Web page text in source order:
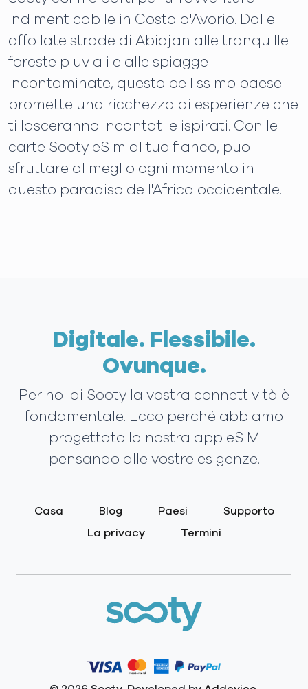
indimenticabile in Costa d'Avorio. Dalle
affollate strade di Abidjan alle tranquille
foreste pluviali e alle spiagge
incontaminate, questo bellissimo paese
promette una ricchezza di esperienze che
ti lasceranno incantati e ispirati. Con le
carte Sooty eSim al tuo fianco, puoi
sfruttare al meglio ogni momento in
questo paradiso dell'Africa occidentale.
Digitale. Flessibile.
Ovunque.
Per noi di Sooty la vostra connettività è
fondamentale. Ecco perché abbiamo
progettato la nostra app eSIM
pensando alle vostre esigenze.
Casa Blog Paesi
Supporto
La privacy
Termini